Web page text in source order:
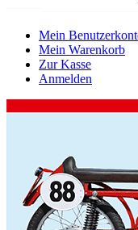
Mein
Mein Warenkorb
Zur Kasse
Anmelden